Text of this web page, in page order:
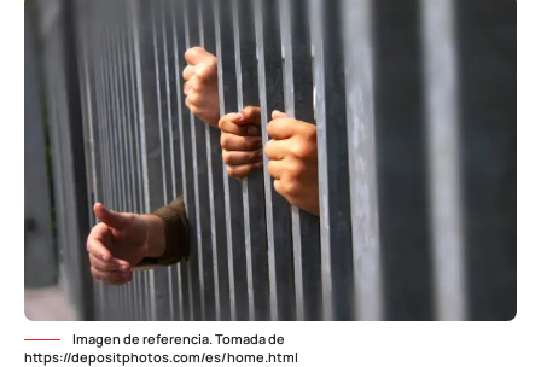
Imagen de referencia. Tomada de
https://depositphotos.com/es/home.html